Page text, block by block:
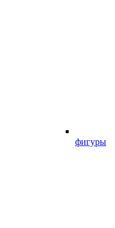
фигуры